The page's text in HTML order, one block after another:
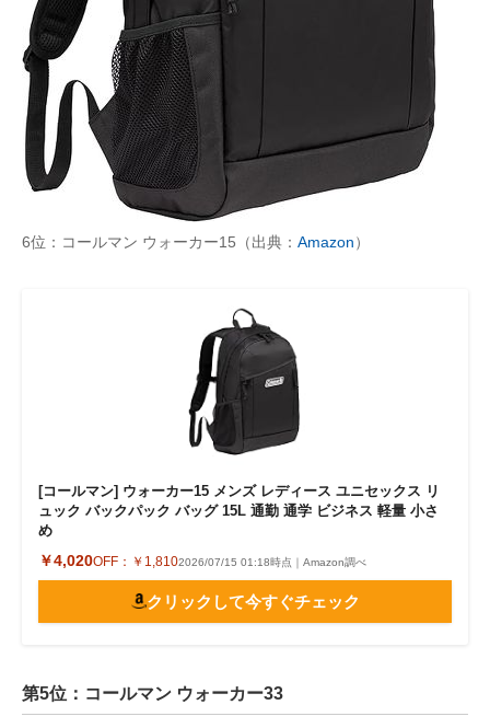
6位：コールマン ウォーカー15（出典： Amazon）
[コールマン] ウォーカー15 メンズ レディース ユニセックス リ
ュック バックパック バッグ 15L 通勤 通学 ビジネス 軽量 小さ
め
￥4,020OFF： ￥1,8102026/07/15 01:18時点｜Amazon調べ
クリックして今すぐチェック
第5位：コールマン ウォーカー33